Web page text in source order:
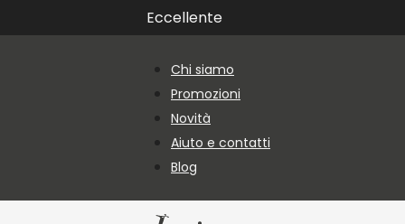
Vai al contenuto principale
Vai al piè di paginaEccellente
Chi siamo
Promozioni
Novità
Aiuto e contatti
Blog